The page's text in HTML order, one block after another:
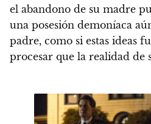
el abandono de su madre
una posesión demoníaca
padre, como si estas ideas
procesar que la realidad de